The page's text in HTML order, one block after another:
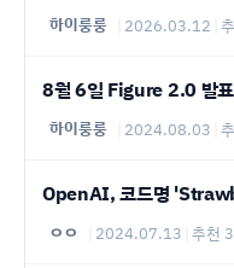
하이룽룽 2026.03.12
8월 6일 Figure 2.0 발표
하이룽룽 2024.08.03
OpenAI, 코드명
ㅇㅇ 2024.07.13 추천 3